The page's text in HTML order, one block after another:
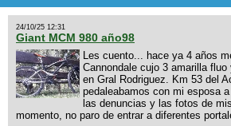
24/10/25 12:31
Giant MCM 980 año98
Les cuento... hace ya 4 años
Cannondale cujo 3 amarilla
en Gral Rodriguez. Km 53 del
pedaleabamos con mi esposa
las denuncias y las fotos de
momento, no paro de entrar a diferentes